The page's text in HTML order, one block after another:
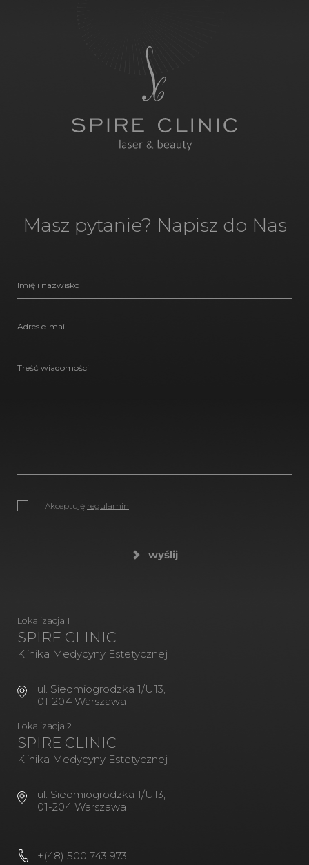
Lokalizacja 1
SPIRE CLINIC
Klinika Medycyny Estetycznej
ul. Siedmiogrodzka 1/U13,
01-204 Warszawa
Lokalizacja 2
SPIRE CLINIC
Klinika Medycyny Estetycznej
ul. Siedmiogrodzka 1/U13,
01-204 Warszawa
+(48) 500 743 973
Masz pytanie? Napisz do Nas
Akceptuję regulamin
wyślij